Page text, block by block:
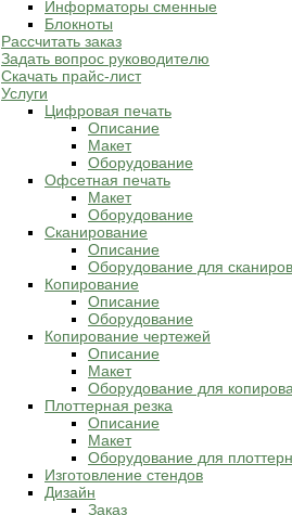
Информаторы сменные
Блокноты
Рассчитать заказ
Задать вопрос руководителю
Скачать прайс-лист
Услуги
Цифровая печать
Описание
Макет
Оборудование
Офсетная печать
Макет
Оборудование
Сканирование
Описание
Оборудование для
Копирование
Описание
Оборудование
Копирование чертежей
Описание
Макет
Оборудование для
Плоттерная резка
Описание
Макет
Оборудование для
Изготовление стендов
Дизайн
Заказ